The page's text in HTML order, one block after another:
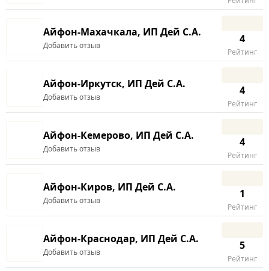
Айфон-Махачкала, ИП Дей С.А.
Добавить отзыв
4
Рейтинг
Айфон-Иркутск, ИП Дей С.А.
Добавить отзыв
4
Рейтинг
Айфон-Кемерово, ИП Дей С.А.
Добавить отзыв
4
Рейтинг
Айфон-Киров, ИП Дей С.А.
Добавить отзыв
1
Рейтинг
Айфон-Краснодар, ИП Дей С.А.
Добавить отзыв
5
Рейтинг